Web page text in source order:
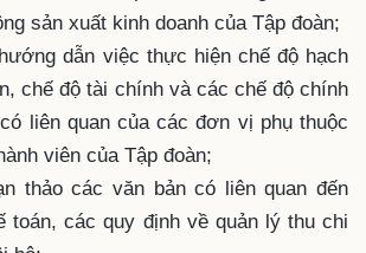
sản xuất kinh doanh của Tập đoàn;
dẫn việc thực hiện chế độ hạch
chế độ tài chính và các chế độ chính
liên quan của các đơn vị phụ thuộc
viên của Tập đoàn;
thảo các văn bản có liên quan đến
toán, các quy định về quản lý thu chi